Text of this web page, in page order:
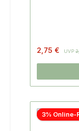
2,75 € UVP
3% Online-